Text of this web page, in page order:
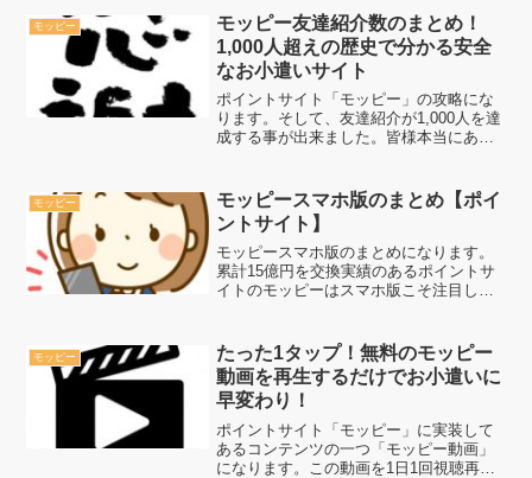
参加すればするだけお得になるガチャガ
チャとは！ぜひ、一度ごら...
モッピー
モッピー友達紹介数のまとめ！
1,000人超えの歴史で分かる安全
なお小遣いサイト
ポイントサイト「モッピー」の攻略にな
ります。そして、友達紹介が1,000人を達
成する事が出来ました。皆様本当にあり
その秘密を知りたい方は、ぜひ、どう
ぞ。ネットで稼ぐ方法...
モッピー
モッピースマホ版のまとめ【ポイ
ントサイト】
モッピースマホ版のまとめになります。
累計15億円を交換実績のあるポイントサ
イトのモッピーはスマホ版こそ注目しま
ぎにはうってつけです。副業も出来ちゃ
うモッピーをぜひ、ごら...
モッピー
たった1タップ！無料のモッピー
動画を再生するだけでお小遣いに
早変わり！
ポイントサイト「モッピー」に実装して
あるコンテンツの一つ「モッピー動画」
になります。この動画を1日1回視聴再生